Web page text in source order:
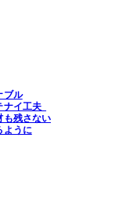
ブル
ナイ工夫
も残さない
ように